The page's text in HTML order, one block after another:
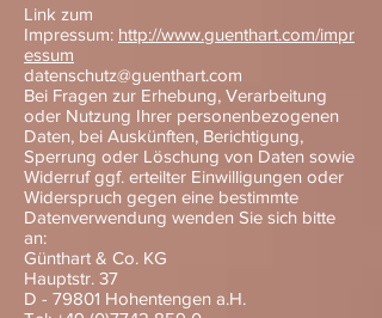
Link zum
Impressum: http://www.guenthart.com/impr
essum
datenschutz@guenthart.com
Bei Fragen zur Erhebung, Verarbeitung
oder Nutzung Ihrer personenbezogenen
Daten, bei Auskünften, Berichtigung,
Sperrung oder Löschung von Daten sowie
Widerruf ggf. erteilter Einwilligungen oder
Widerspruch gegen eine bestimmte
Datenverwendung wenden Sie sich bitte
an:
Günthart & Co. KG
Hauptstr. 37
D - 79801 Hohentengen a.H.